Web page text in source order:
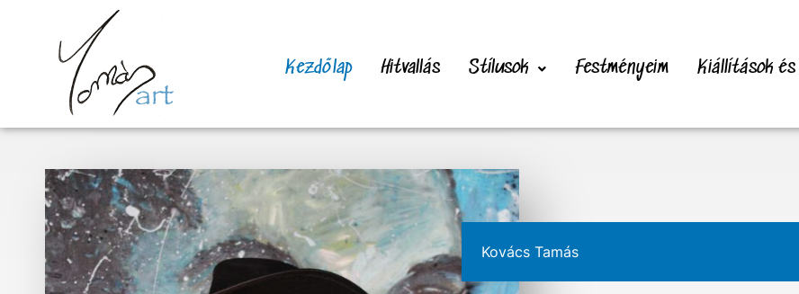
Kezdőlap Hitvallás Stílusok Festményeim Kiállítások és
Kovács Tamás